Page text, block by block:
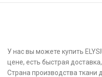
У нас вы можете купить
цене, есть быстрая
Страна производства ткани